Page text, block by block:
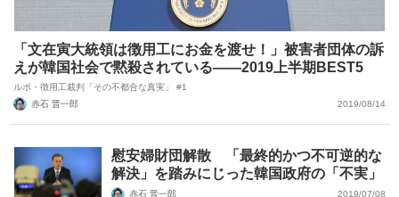
「文在寅大統領は徴用工にお金を渡せ！」被害者団体の訴
えが韓国社会で黙殺されている――2019上半期BEST5
ルポ・徴用工裁判「その不都合な真実」 #1
赤石 晋一郎
2019/08/14
慰安婦財団解散 「最終的かつ不可逆的な
解決」を踏みにじった韓国政府の「不実」
赤石 晋一郎 2019/07/08